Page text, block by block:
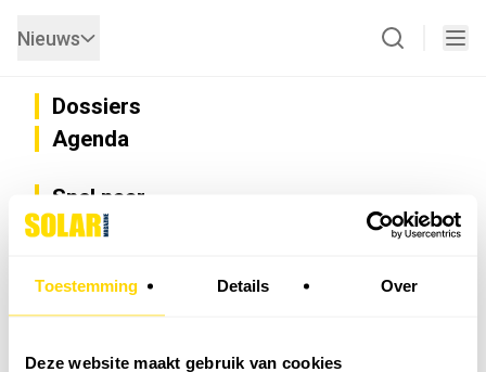
Toestemming Details Over
Deze website maakt gebruik van cookies
Nieuws
Dossiers
Agenda
Snel naar
Privacy
Nieuwsbrief
Vacatures